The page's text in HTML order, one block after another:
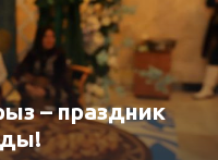
– праздник